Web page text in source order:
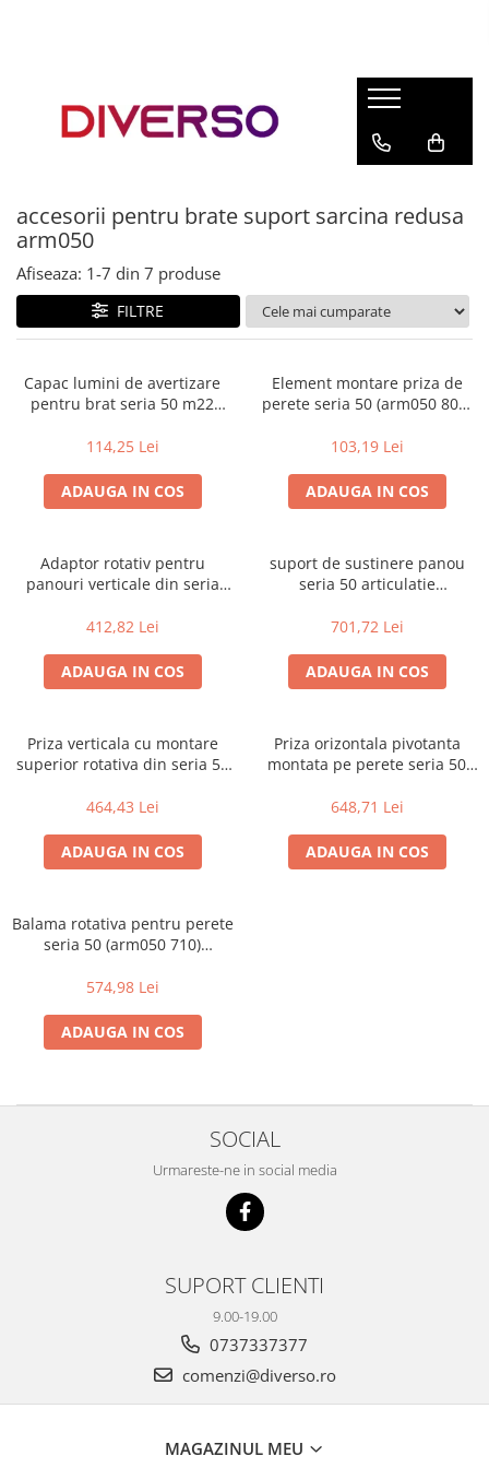
ASA
SILK
TPU
HIPS
MULTIMATERIAL
accesorii pentru brate suport sarcina redusa
arm050
Afiseaza: 1-7 din 7 produse
FILTRE
Capac lumini de avertizare
pentru brat seria 50 m22
multiple)
114,25 Lei
ADAUGA IN COS
Element montare priza de
perete seria 50 (arm050 800)
103,19 Lei
ADAUGA IN COS
Adaptor rotativ pentru
panouri verticale din seria
multiple)
412,82 Lei
ADAUGA IN COS
suport de sustinere panou
seria 50 articulatie
500) (variante multiple)
701,72 Lei
ADAUGA IN COS
Priza verticala cu montare
superior rotativa din seria 50
multiple)
464,43 Lei
ADAUGA IN COS
Priza orizontala pivotanta
montata pe perete seria 50
multiple)
648,71 Lei
ADAUGA IN COS
Balama rotativa pentru perete
seria 50 (arm050 710)
574,98 Lei
ADAUGA IN COS
SOCIAL
Urmareste-ne in social media
SUPORT CLIENTI
9.00-19.00
0737337377
comenzi@diverso.ro
MAGAZINUL MEU